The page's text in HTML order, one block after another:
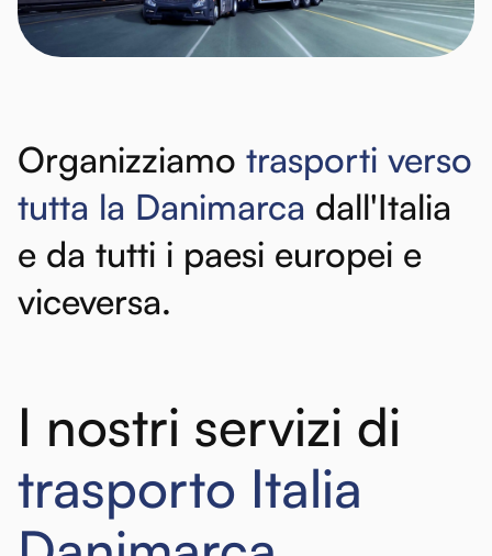
Organizziamo trasporti verso
tutta la Danimarca dall'Italia
e da tutti i paesi europei e
viceversa.
I nostri servizi di
trasporto Italia